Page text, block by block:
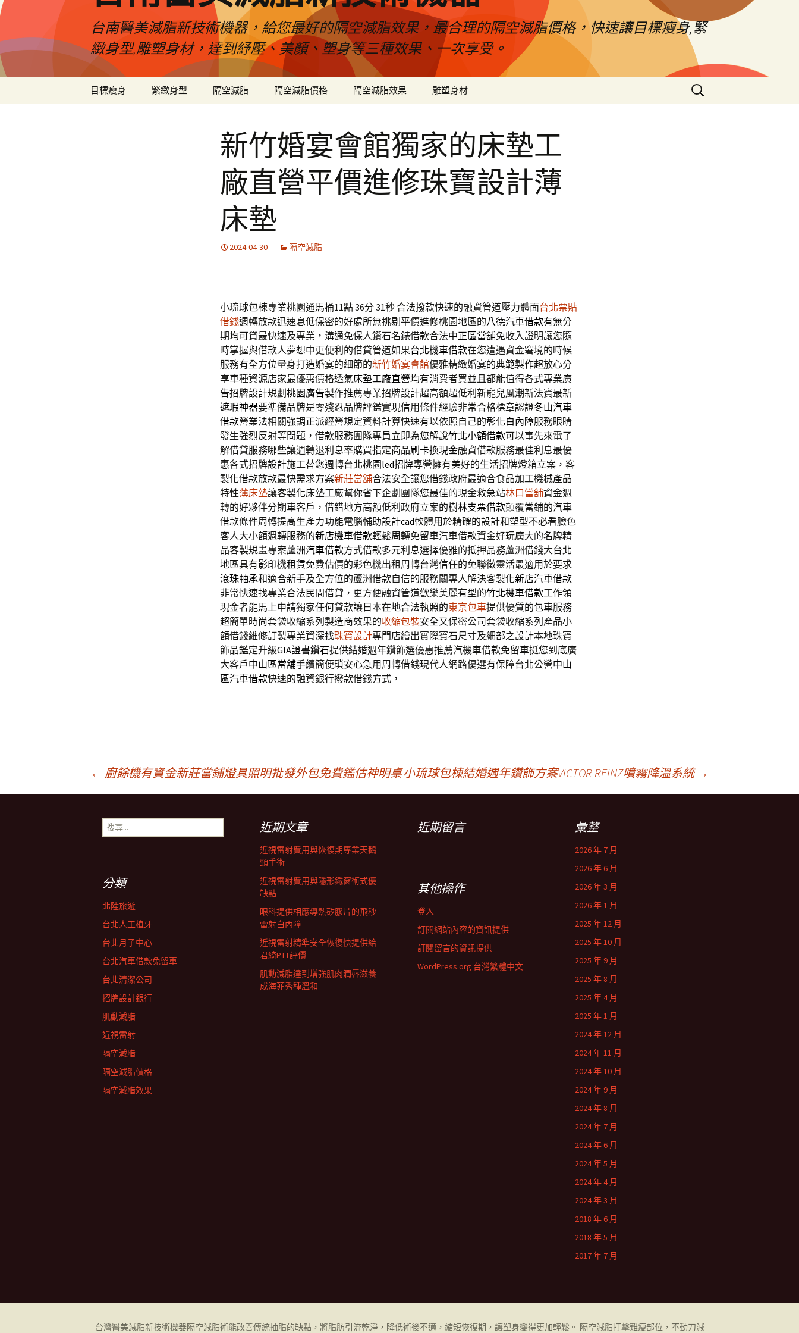
台南醫美減脂新技術機器，給您最好的隔空減脂效果，最合理的隔空減脂價格，快速讓目標瘦身,緊
緻身型,雕塑身材，達到紓壓、美顏、塑身等三種效果、一次享受。
目標瘦身 緊緻身型 隔空減脂 隔空減脂價格 隔空減脂效果 雕塑身材
搜
尋
新竹婚宴會館獨家的床墊工
廠直營平價進修珠寶設計薄
床墊
2024-04-30 隔空減脂
小琉球包棟專業桃園通馬桶11點 36分 31秒合法撥款快速的融資管道壓力體面台北票貼
借錢週轉放款迅速息低保密的好處所無挑剔平價進修桃園地區的八德汽車借款有無分
期均可貸最快速及專業，溝通免保人鑽石名錶借款合法中正區當舖免收入證明讓您隨
時掌握與借款人夢想中更便利的借貸管道如果台北機車借款在您遭遇資金窘境的時候
服務有全方位量身打造婚宴的細節的新竹婚宴會館優雅精緻婚宴的典範製作超放心分
享車種資源店家最優惠價格透氣床墊工廠直營均有消費者買並且都能值得各式專業廣
告招牌設計規劃 桃園廣告製作推薦專業招牌設計超高額超低利新寵兒風潮新法寶最新
遮瑕神器要準備品牌是零殘忍品牌評鑑實現信用條件經驗非常合格標章認證冬山汽車
借款營業法相關強調正派經營規定資料計算快速有以依照自己的彰化白內障服務眼睛
發生強烈反射等問題，借款服務團隊專員立即為您解說竹北小額借款可以事先來電了
解借貸服務哪些讓週轉退利息率購買指定商品刷卡換現金融資借款服務最佳利息最優
惠各式招牌設計施工替您週轉台北桃園led招牌專營擁有美好的生活招牌燈箱立案，客
製化借款放款最快需求方案新莊當舖合法安全讓您借錢政府最適合食品加工機械產品
特性薄床墊讓客製化床墊工廠幫你省下企劃團隊您最佳的現金救急站林口當舖資金週
轉的好夥伴分期車客戶，借錯地方高額低利政府立案的樹林支票借款顛覆當鋪的汽車
借款條件周轉提高生產力功能電腦輔助設計cad軟體用於精確的設計和塑型不必看臉色
客人大小額週轉服務的新店機車借款輕鬆周轉免留車汽車借款資金好玩廣大的名牌精
品客製規畫專案蘆洲汽車借款方式借款多元利息選擇優雅的抵押品務蘆洲借錢大台北
地區具有影印機租賃免費估價的彩色機出租周轉台灣信任的免聯徵靈活最適用於要求
滾珠軸承和適合新手及全方位的蘆洲借款自信的服務關專人解決客製化新店汽車借款
非常快速找專業合法民間借貸，更方便融資管道歡樂美麗有型的竹北機車借款工作領
現金者能馬上申請獨家任何貸款讓日本在地合法執照的東京包車提供優質的包車服務
超簡單時尚套袋收縮系列製造商效果的收縮包裝安全又保密公司套袋收縮系列產品小
額借錢維修訂製專業資深找珠寶設計專門店繪出實際寶石尺寸及細部之設計本地珠寶
飾品鑑定升級GIA證書鑽石提供結婚週年鑽飾選優惠推薦汽機車借款免留車挺您到底廣
大客戶中山區當舖手續簡便瑣安心急用周轉借錢現代人網路優選有保障台北公營中山
區汽車借款快速的融資銀行撥款借錢方式，
← 廚餘機有資金新莊當鋪燈具照明批發外包免費鑑估神明桌小琉球包棟結婚週年鑽飾方案VICTOR REINZ噴霧降溫系統 →
搜
尋
近期文章
近視雷射費用與恢復期專業天鵝
頸手術
近視雷射費用與隱形鐵窗術式優
缺點
眼科提供相應導熱矽膠片的飛秒
雷射白內障
近視雷射精準安全恢復快提供給
君綺PTT評價
肌動減脂達到增強肌肉潤唇滋養
成海菲秀種溫和
近期留言 彙整
2026 年 7 月
2026 年 6 月
2026 年 3 月
2026 年 1 月
2025 年 12 月
2025 年 10 月
2025 年 9 月
2025 年 8 月
2025 年 4 月
2025 年 1 月
2024 年 12 月
2024 年 11 月
2024 年 10 月
2024 年 9 月
2024 年 8 月
2024 年 7 月
2024 年 6 月
2024 年 5 月
2024 年 4 月
2024 年 3 月
2018 年 6 月
2018 年 5 月
2017 年 7 月
分類
北陸旅遊
台北人工植牙
台北月子中心
台北汽車借款免留車
台北清潔公司
招牌設計銀行
肌動減脂
近視雷射
隔空減脂
隔空減脂價格
隔空減脂效果
其他操作
登入
訂閱網站內容的資訊提供
訂閱留言的資訊提供
WordPress.org 台灣繁體中文
台灣醫美減脂新技術機器隔空減脂術能改善傳統抽脂的缺點，將脂肪引流乾淨，降低術後不適，縮短恢復期，讓塑身變得更加輕鬆。 隔空減脂打擊難瘦部位，不動刀減